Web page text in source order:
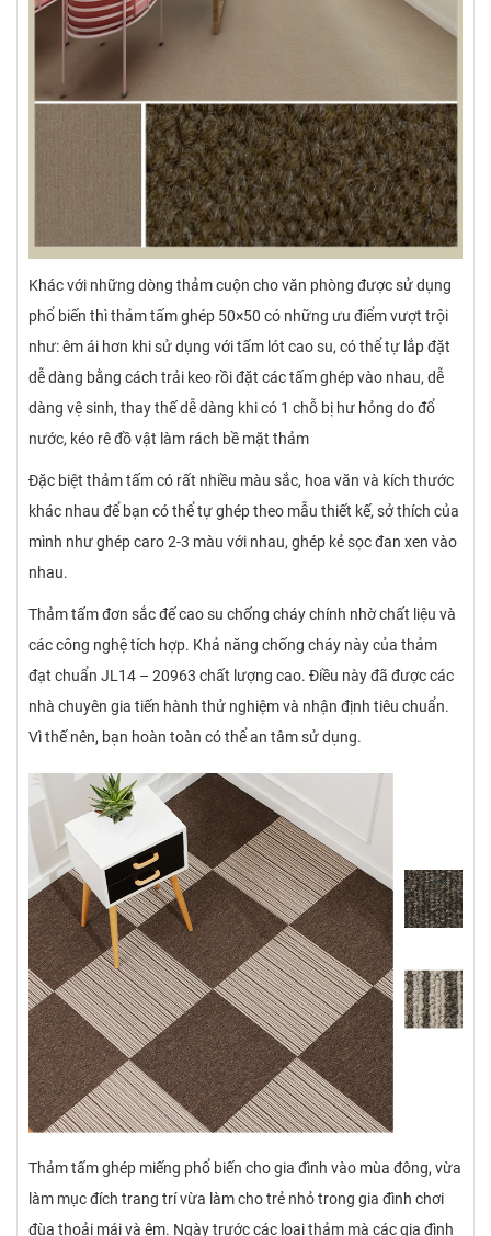
Khác với những dòng thảm cuộn cho văn phòng được sử dụng
phổ biến thì thảm tấm ghép 50×50 có những ưu điểm vượt trội
như: êm ái hơn khi sử dụng với tấm lót cao su, có thể tự lắp đặt
dễ dàng bằng cách trải keo rồi đặt các tấm ghép vào nhau, dễ
dàng vệ sinh, thay thế dễ dàng khi có 1 chỗ bị hư hỏng do đổ
nước, kéo rê đồ vật làm rách bề mặt thảm
Đặc biệt thảm tấm có rất nhiều màu sắc, hoa văn và kích thước
khác nhau để bạn có thể tự ghép theo mẫu thiết kế, sở thích của
mình như ghép caro 2-3 màu với nhau, ghép kẻ sọc đan xen vào
nhau.
Thảm tấm đơn sắc đế cao su chống cháy chính nhờ chất liệu và
các công nghệ tích hợp. Khả năng chống cháy này của thảm
đạt chuẩn JL14 – 20963 chất lượng cao. Điều này đã được các
nhà chuyên gia tiến hành thử nghiệm và nhận định tiêu chuẩn.
Vì thế nên, bạn hoàn toàn có thể an tâm sử dụng.
Thảm tấm ghép miếng phổ biến cho gia đình vào mùa đông, vừa
làm mục đích trang trí vừa làm cho trẻ nhỏ trong gia đình chơi
đùa thoải mái và êm. Ngày trước các loại thảm mà các gia đình